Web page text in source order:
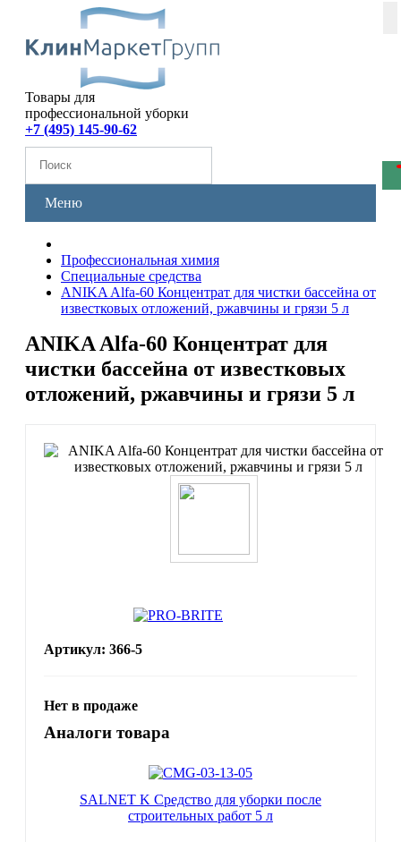
Товары для
профессиональной уборки
+7 (495) 145-90-62
Меню
Профессиональная химия
Специальные средства
ANIKA Alfa-60 Концентрат для чистки бассейна от
известковых отложений, ржавчины и грязи 5 л
ANIKA Alfa-60 Концентрат для
чистки бассейна от известковых
отложений, ржавчины и грязи 5 л
Артикул: 366-5
Нет в продаже
Аналоги товара
SALNET K Средство для уборки после
строительных работ 5 л